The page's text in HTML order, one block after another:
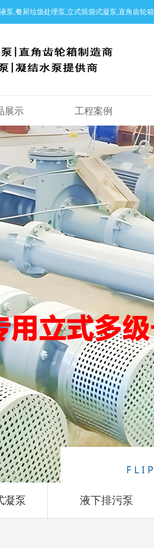
泵,餐厨垃圾处理泵,立式筒袋式凝泵,直角齿轮箱
展示 工程案例
凝泵 液下排污泵